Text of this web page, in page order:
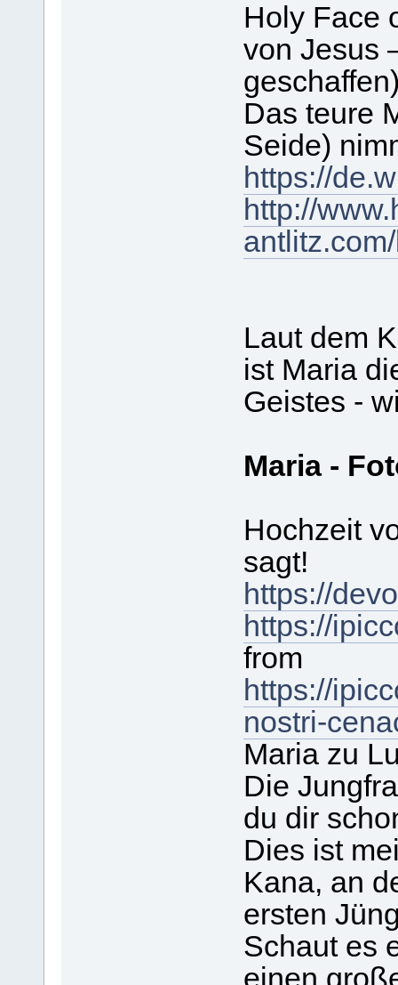
Holy Face
von Jesus
Das teure
Seide)
https://
http://
Laut dem
ist Maria
Geistes -
Maria -
Hochzeit
sagt!
https://
https://
from
https://
nostri-
Maria zu
Die
du dir
Dies ist
Kana, an
ersten
Schaut es